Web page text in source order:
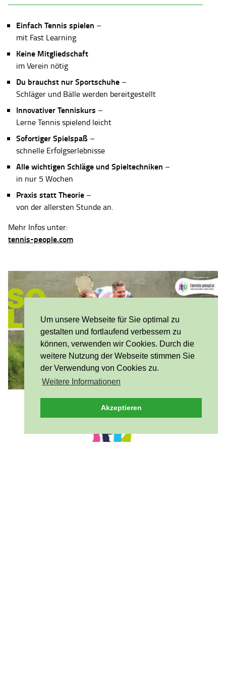
Um unsere Webseite für Sie optimal zu
gestalten und fortlaufend verbessern zu
können, verwenden wir Cookies. Durch die
weitere Nutzung der Webseite stimmen Sie
der Verwendung von Cookies zu.
Weitere Informationen
Akzeptieren
Einfach Tennis spielen –
mit Fast Learning
Keine Mitgliedschaft
im Verein nötig
Du brauchst nur Sportschuhe –
Schläger und Bälle werden bereitgestellt
Innovativer Tenniskurs –
Lerne Tennis spielend leicht
Sofortiger Spielspaß –
schnelle Erfolgserlebnisse
Alle wichtigen Schläge und Spieltechniken –
in nur 5 Wochen
Praxis statt Theorie –
von der allersten Stunde an.
Mehr Infos unter:
tennis-people.com